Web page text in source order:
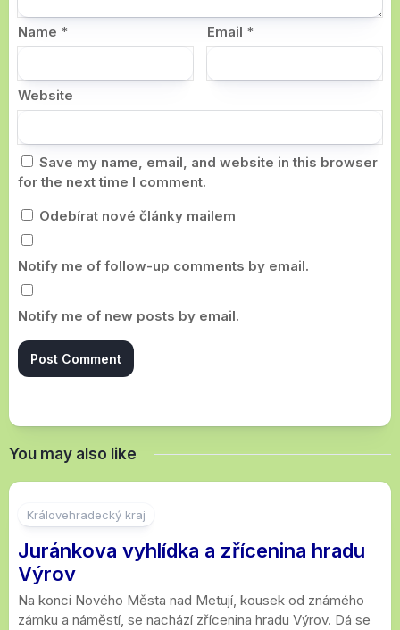
Name * Email *
Website
Save my name, email, and website in this browser
for the next time I comment.
Odebírat nové články mailem
Notify me of follow-up comments by email.
Notify me of new posts by email.
You may also like
Královehradecký kraj
Juránkova vyhlídka a zřícenina hradu
Výrov
Na konci Nového Města nad Metují, kousek od známého
zámku a náměstí, se nachází zřícenina hradu Výrov. Dá se